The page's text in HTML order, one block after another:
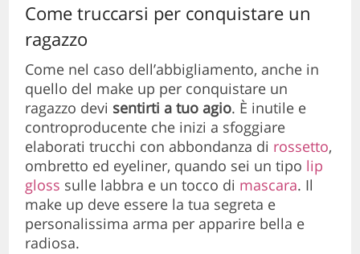
Come truccarsi per conquistare un
ragazzo
Come nel caso dell’abbigliamento, anche in
quello del make up per conquistare un
ragazzo devi sentirti a tuo agio. È inutile e
controproducente che inizi a sfoggiare
elaborati trucchi con abbondanza di rossetto,
ombretto ed eyeliner, quando sei un tipo lip
gloss sulle labbra e un tocco di mascara. Il
make up deve essere la tua segreta e
personalissima arma per apparire bella e
radiosa.